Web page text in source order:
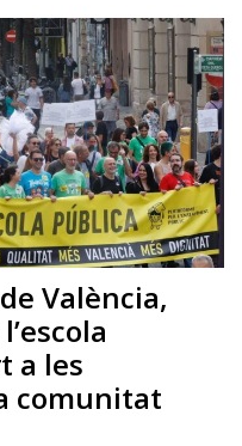
València,
a les
comunitat